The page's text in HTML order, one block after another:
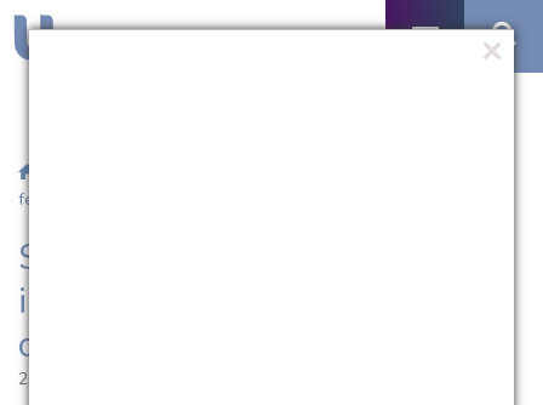
feira (26), com extensa programação
Salão Universitário UCPel
inicia nesta segunda feira (26),
com extensa programação
26.08.2024 | 10:09